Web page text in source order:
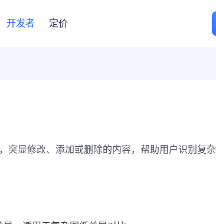
开发者 定价
突显修改、添加或删除的内容，帮助用户识别复杂